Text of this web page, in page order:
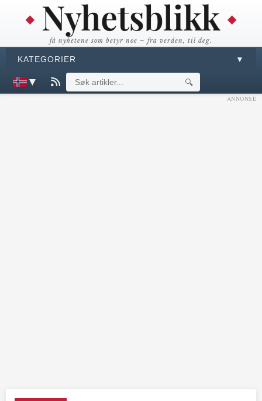
få nyhetene som betyr noe – fra verden, til deg.
KATEGORIER ▼
▼ 🔍
ANNONSE